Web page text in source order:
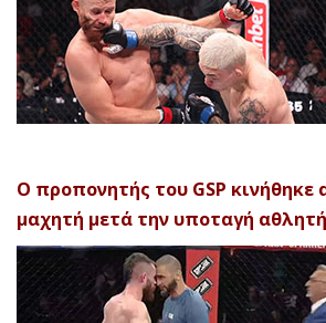
Ο προπονητής του GSP κινήθηκε
μαχητή μετά την υποταγή